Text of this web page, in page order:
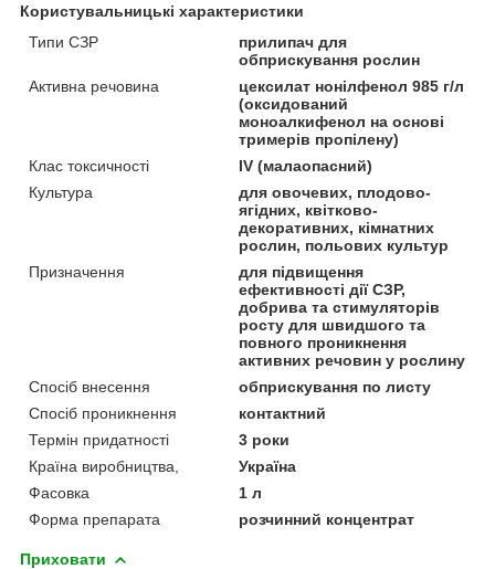
Користувальницькі характеристики
Типи СЗР
прилипач для
обприскування рослин
Активна речовина
цексилат нонілфенол 985 г/л
(оксидований
моноалкифенол на основі
тримерів пропілену)
Клас токсичності
IV (малаопасний)
Культура
для овочевих, плодово-
ягідних, квітково-
декоративних, кімнатних
рослин, польових культур
Призначення
для підвищення
ефективності дії СЗР,
добрива та стимуляторів
росту для швидшого та
повного проникнення
активних речовин у рослину
Спосіб внесення
обприскування по листу
Спосіб проникнення
контактний
Термін придатності
3 роки
Країна виробництва,
Україна
Фасовка
1 л
Форма препарата
розчинний концентрат
Приховати